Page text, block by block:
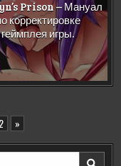
Prison – Мануал
корректировке
геймплея игры.
2 »